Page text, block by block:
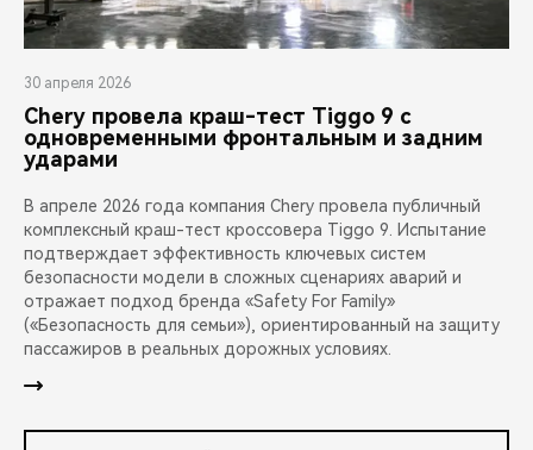
30 апреля 2026
Chery провела краш-тест Tiggo 9 с
одновременными фронтальным и задним
ударами
В апреле 2026 года компания Chery провела публичный
комплексный краш-тест кроссовера Tiggo 9. Испытание
подтверждает эффективность ключевых систем
безопасности модели в сложных сценариях аварий и
отражает подход бренда «Safety For Family»
(«Безопасность для семьи»), ориентированный на защиту
пассажиров в реальных дорожных условиях.